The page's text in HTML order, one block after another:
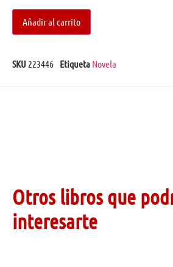
Añadir al carrito
SKU 223446 Etiqueta Novela
Otros libros que
interesarte